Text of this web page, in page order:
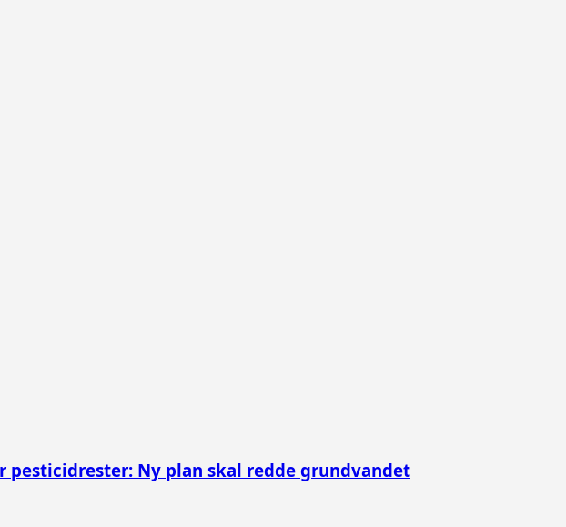
Ny plan skal redde grundvandet